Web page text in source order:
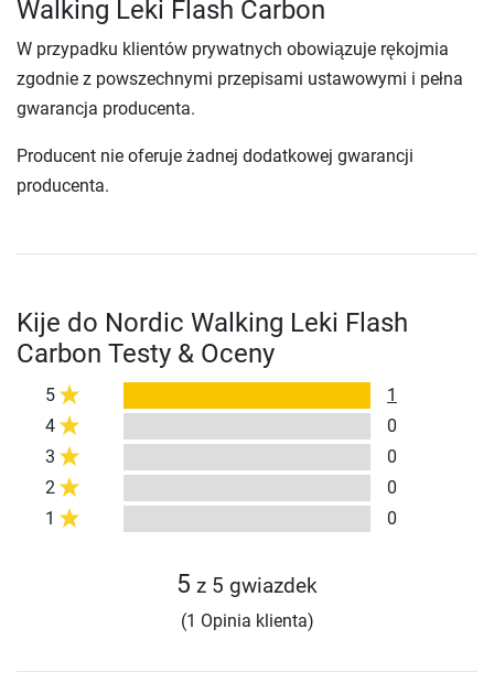
Walking Leki Flash Carbon
W przypadku klientów prywatnych obowiązuje rękojmia
zgodnie z powszechnymi przepisami ustawowymi i pełna
gwarancja producenta.
Producent nie oferuje żadnej dodatkowej gwarancji
producenta.
Kije do Nordic Walking Leki Flash
Carbon Testy & Oceny
5
1
4
0
3
0
2
0
1
0
5 z 5 gwiazdek
(1 Opinia klienta)